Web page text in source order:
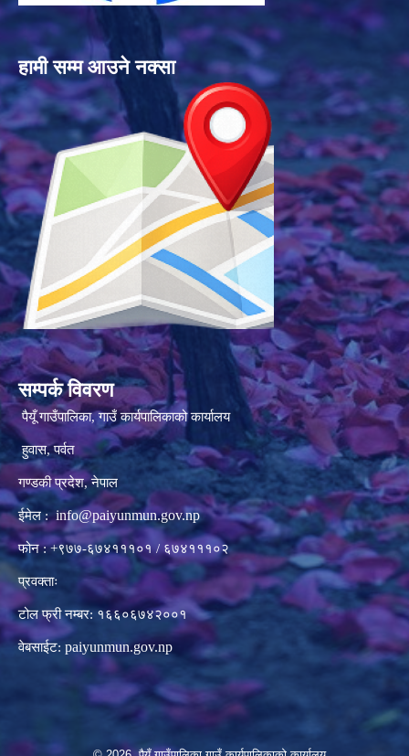
हामी सम्म आउने नक्सा
सम्पर्क विवरण
पैयूँ गाउँपालिका, गाउँ कार्यपालिकाको कार्यालय
हुवास, पर्वत
गण्डकी प्रदेश, नेपाल
ईमेल : info@paiyunmun.gov.np
फोन : +९७७-६७४१११०१ / ६७४१११०२
प्रवक्ताः
टोल फ्री नम्बर: १६६०६७४२००१
वेबसाईट: paiyunmun.gov.np